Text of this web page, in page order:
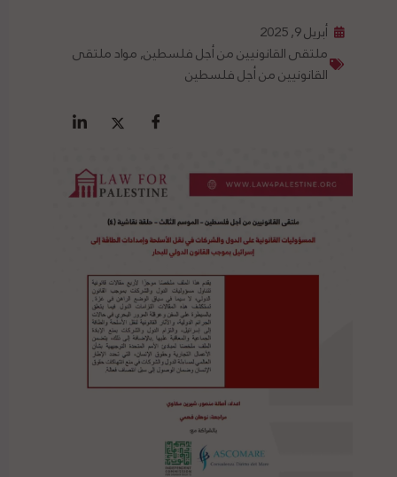
أبريل 9, 2025
ملتقى القانونيين من أجل فلسطين,مواد ملتقى
القانونيين من أجل فلسطين